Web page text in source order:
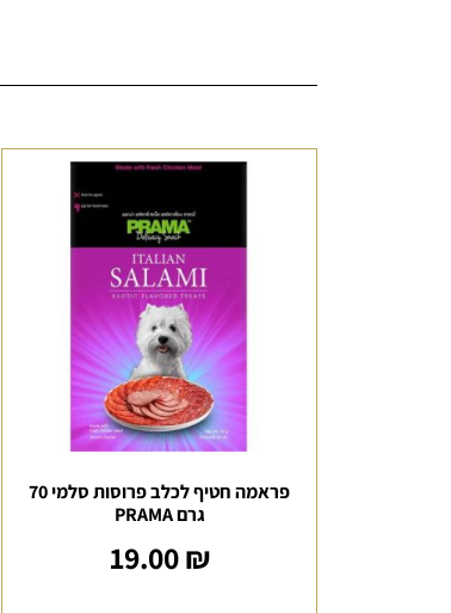
פראמה חטיף לכלב פרוסות סלמי 70
גרם PRAMA
19.00₪